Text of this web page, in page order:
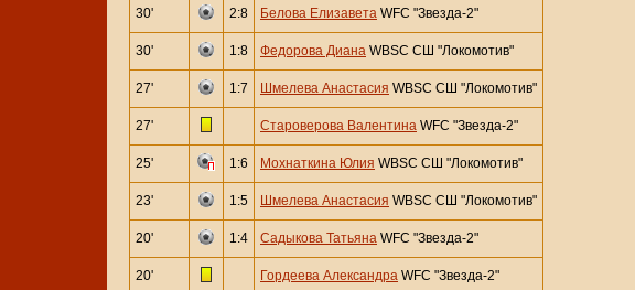
30' 2:8 Белова Елизавета WFC "Звезда-2"
30' 1:8 Федорова Диана WBSC СШ "Локомотив"
27' 1:7 Шмелева Анастасия WBSC СШ "Локомотив"
27' Староверова Валентина WFC "Звезда-2"
25' 1:6 Мохнаткина Юлия WBSC СШ "Локомотив"
23' 1:5 Шмелева Анастасия WBSC СШ "Локомотив"
20' 1:4 Садыкова Татьяна WFC "Звезда-2"
20' Гордеева Александра WFC "Звезда-2"